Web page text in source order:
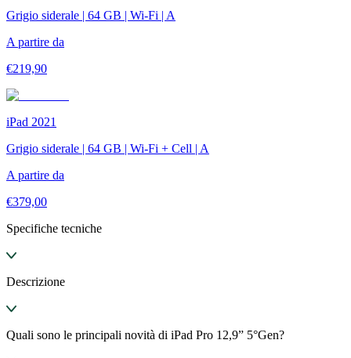
Grigio siderale | 64 GB | Wi-Fi | A
A partire da
€219,90
iPad 2021
Grigio siderale | 64 GB | Wi-Fi + Cell | A
A partire da
€379,00
Specifiche tecniche
Descrizione
Quali sono le principali novità di iPad Pro 12,9” 5°Gen?